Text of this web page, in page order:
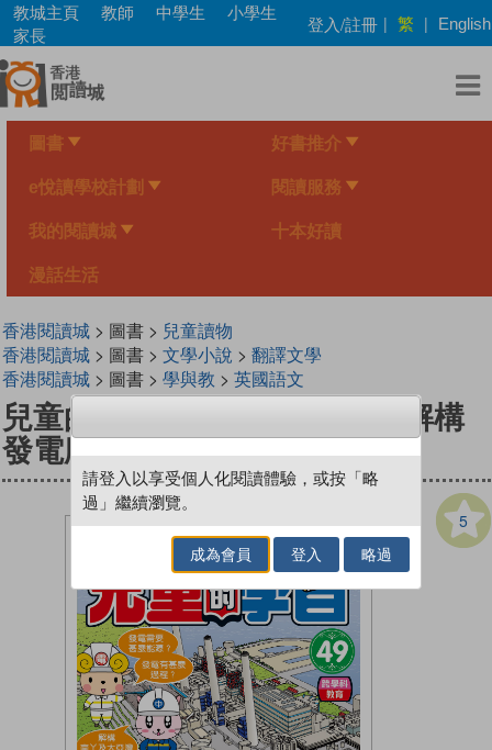
Skip
main
content
教城主頁 教師 中學生
小學生
家長
登入/註冊 | 繁 | English
圖書 好書推介
e悅讀學校計劃 閱讀服務
我的閱讀城 十本好讀
漫話生活
香港閱讀城> 圖書 > 兒童讀物
香港閱讀城> 圖書 > 文學小說 > 翻譯文學
香港閱讀城> 圖書 > 學與教 > 英國語文
兒童的學習49 - 電力從何來？解構
發電廠
5
請登入以享受個人化閱讀體驗，或按「略
過」繼續瀏覽。
成為會員 登入 略過